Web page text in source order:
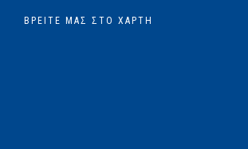
ΒΡΕΊΤΕ ΜΑΣ ΣΤΟ ΧΆΡΤΗ